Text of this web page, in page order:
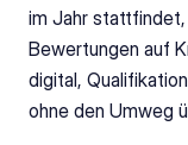
im Jahr
Bewertungen auf
digital,
ohne den Umweg